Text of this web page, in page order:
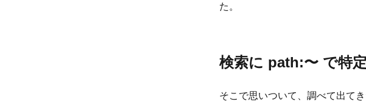
た。
検索に path:〜 で特
そこで思いついて、調べて出て